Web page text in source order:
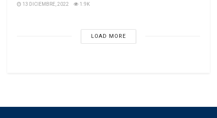
13 DICIEMBRE, 2022 1.9K
LOAD MORE